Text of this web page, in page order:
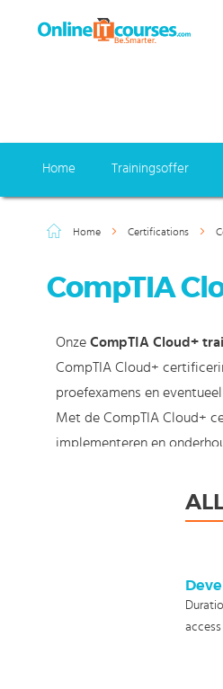
Home Trainingsoffer
Home Certifications
CompTIA
Onze CompTIA Cloud+
CompTIA Cloud+
proefexamens en
Met de CompTIA Cloud+
implementeren en
Om de CompTIA Cloud+
Sowieso krijg je na iedere
trainingen gebruik van
Omdat kennis nooit stil